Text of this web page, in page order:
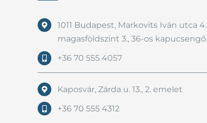
1011 Budapest, Markovits Iván utca 4.
magasföldszint 3., 36-os kapucsengő
+36 70 555 4057
Kaposvár, Zárda u. 13., 2. emelet
+36 70 555 4312